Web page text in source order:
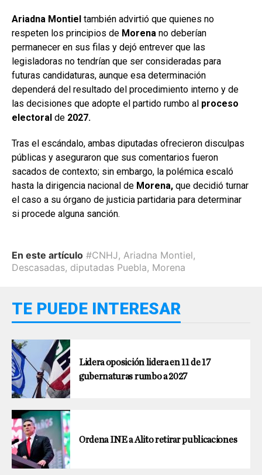
Ariadna Montiel también advirtió que quienes no
respeten los principios de Morena no deberían
permanecer en sus filas y dejó entrever que las
legisladoras no tendrían que ser consideradas para
futuras candidaturas, aunque esa determinación
dependerá del resultado del procedimiento interno y de
las decisiones que adopte el partido rumbo al proceso
electoral de 2027.
Tras el escándalo, ambas diputadas ofrecieron disculpas
públicas y aseguraron que sus comentarios fueron
sacados de contexto; sin embargo, la polémica escaló
hasta la dirigencia nacional de Morena, que decidió turnar
el caso a su órgano de justicia partidaria para determinar
si procede alguna sanción.
En este artículo #CNHJ, Ariadna Montiel,
Descasadas, diputadas Puebla, Morena
TE PUEDE INTERESAR
Lidera oposición lidera en 11 de 17
gubernaturas rumbo a 2027
Ordena INE a Alito retirar publicaciones